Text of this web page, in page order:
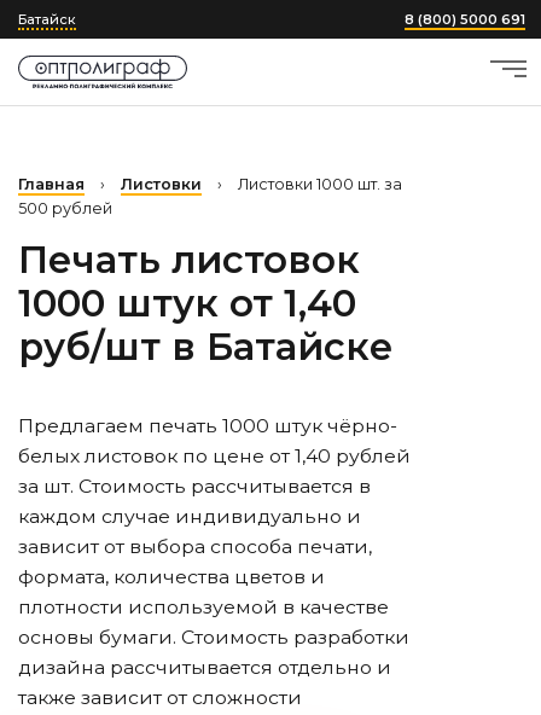
Батайск 8 (800) 5000 691
Главная › Листовки ›
Листовки 1000 шт. за
500 рублей
Печать листовок
1000 штук от 1,40
руб/шт в Батайске
Предлагаем печать 1000 штук чёрно-
белых листовок по цене от 1,40 рублей
за шт. Стоимость рассчитывается в
каждом случае индивидуально и
зависит от выбора способа печати,
формата, количества цветов и
плотности используемой в качестве
основы бумаги. Стоимость разработки
дизайна рассчитывается отдельно и
также зависит от сложности